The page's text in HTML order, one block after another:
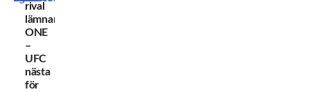
rival
lämnar
ONE
–
UFC
nästa
för